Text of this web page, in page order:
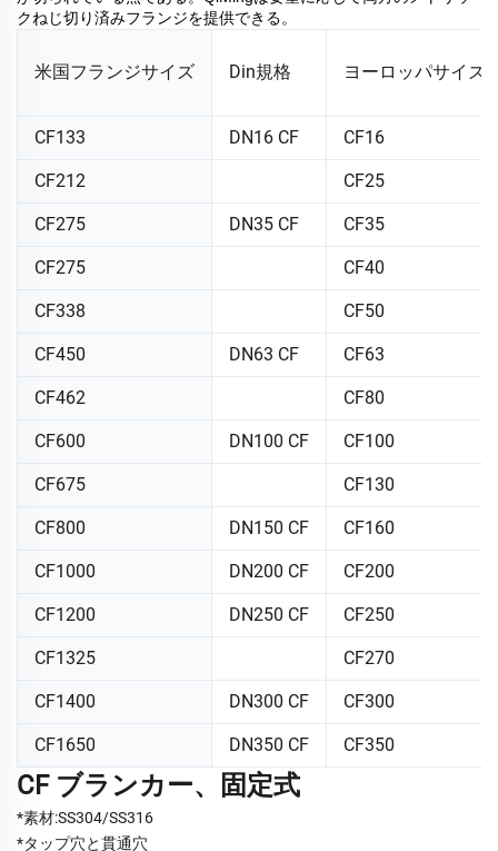
クねじ切り済みフランジを提供できる。
米国フランジサイズ Din規格 ヨーロッパサイズ
CF133 DN16 CF CF16
CF212 CF25
CF275 DN35 CF CF35
CF275 CF40
CF338 CF50
CF450 DN63 CF CF63
CF462 CF80
CF600 DN100 CF CF100
CF675 CF130
CF800 DN150 CF CF160
CF1000 DN200 CF CF200
CF1200 DN250 CF CF250
CF1325 CF270
CF1400 DN300 CF CF300
CF1650 DN350 CF CF350
CF ブランカー、固定式
*素材:SS304/SS316
*タップ穴と貫通穴